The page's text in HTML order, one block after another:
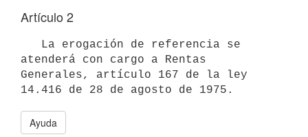
Artículo 2
atenderá con cargo a Rentas
Generales, artículo 167 de la ley
14.416 de 28 de agosto de 1975.
Ayuda